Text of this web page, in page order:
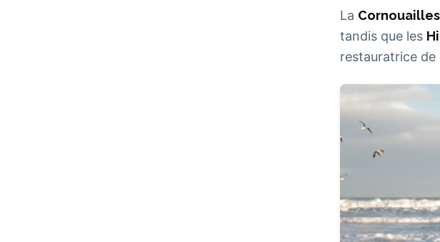
La Cornouailles
tandis que les
restauratrice de